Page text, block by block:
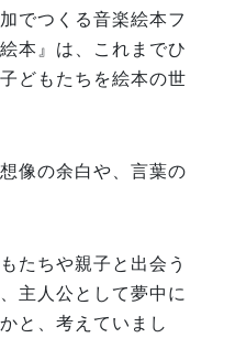
でつくる音楽絵本フ
本』は、これまでひ
どもたちを絵本の世
像の余白や、言葉の
たちや親子と出会う
主人公として夢中に
と、考えていまし